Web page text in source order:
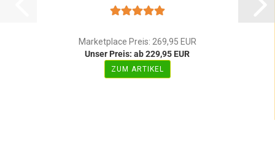
Marketplace Preis: 269,95 EUR
Unser Preis: ab 229,95 EUR
ZUM ARTIKEL